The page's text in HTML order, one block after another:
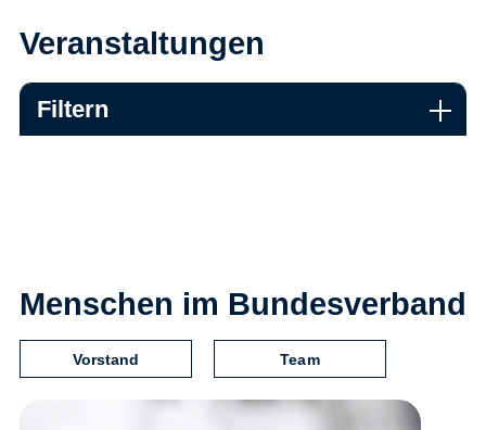
Veranstaltungen
Filtern
Menschen im Bundesverband
Vorstand Team